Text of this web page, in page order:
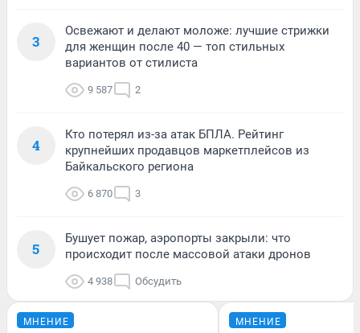
3
Освежают и делают моложе: лучшие стрижки
для женщин после 40 — топ стильных
вариантов от стилиста
9 587 2
4
Кто потерял из-за атак БПЛА. Рейтинг
крупнейших продавцов маркетплейсов из
Байкальского региона
6 870 3
5
Бушует пожар, аэропорты закрыли: что
происходит после массовой атаки дронов
4 938 Обсудить
МНЕНИЕ МНЕНИЕ